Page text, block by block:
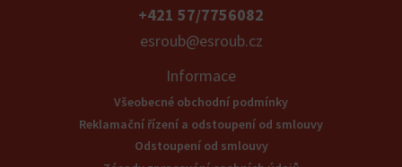
+421 57/7756082
esroub@esroub.cz
Informace
Všeobecné obchodní podmínky
Reklamační řízení a odstoupení od smlouvy
Odstoupení od smlouvy